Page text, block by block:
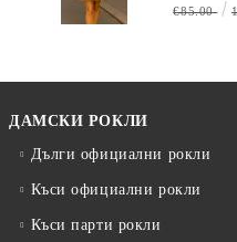
€85.00
ДАМСКИ РОКЛИ
Дълги официални рокли
Къси официални рокли
Къси парти рокли